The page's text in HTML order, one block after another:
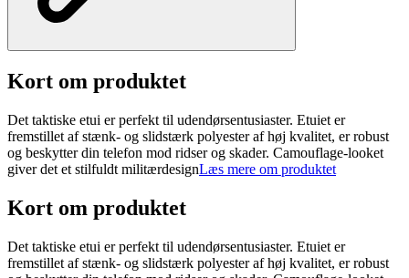
Kort om produktet
Det taktiske etui er perfekt til udendørsentusiaster. Etuiet er
fremstillet af stænk- og slidstærk polyester af høj kvalitet, er robust
og beskytter din telefon mod ridser og skader. Camouflage-looket
giver det et stilfuldt militærdesignLæs mere om produktet
Kort om produktet
Det taktiske etui er perfekt til udendørsentusiaster. Etuiet er
fremstillet af stænk- og slidstærk polyester af høj kvalitet, er robust